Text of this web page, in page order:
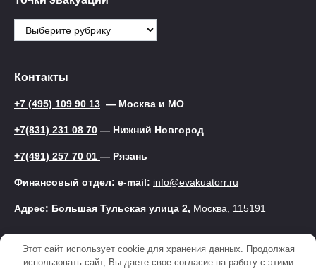
Точки
эвакуации
Контакты
+7 (495) 109 90 13 — Москва и МО
+7(831) 231 08 70 — Нижний Новгород
+7(491) 257 70 01 — Рязань
Финансовый отдел: e-mail: info@evakuatorr.ru
Адрес: Большая Тульская улица 2, Москва, 115191
© 2025 Эвакуатор
Этот сайт использует cookie для хранения данных. Продолжая
использовать сайт, Вы даете свое согласие на работу с этими